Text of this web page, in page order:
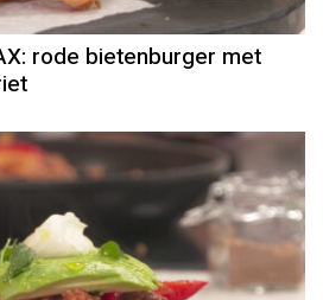
rode bietenburger met